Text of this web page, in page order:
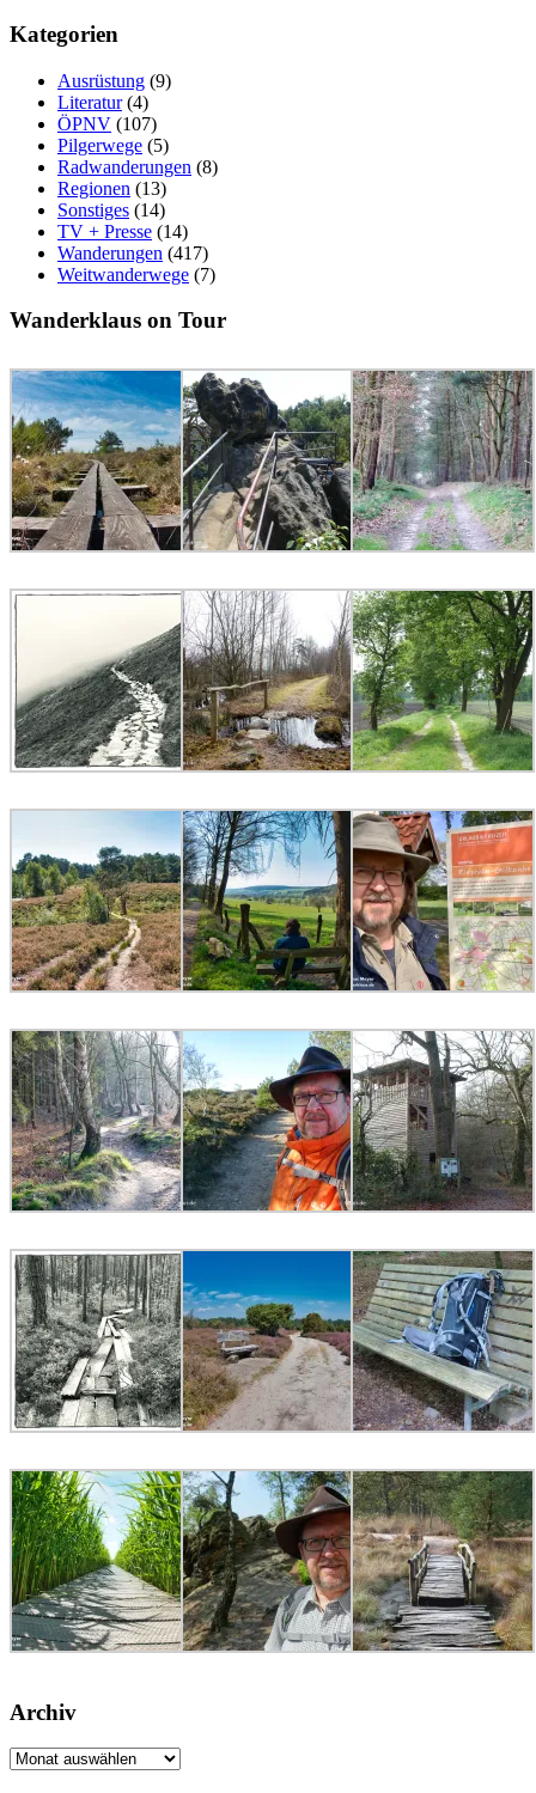
Kategorien
Ausrüstung (9)
Literatur(4)
ÖPNV (107)
Pilgerwege (5)
Radwanderungen (8)
Regionen (13)
Sonstiges (14)
TV + Presse (14)
Wanderungen (417)
Weitwanderwege (7)
Wanderklaus on Tour
Archiv
Archiv